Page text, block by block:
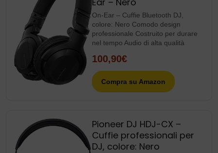
On-Ear – Cuffie Bluetooth DJ,
colore: Nero Comodo design
professionale Costruito per durare
nel tempo Audio di alta qualità
100,90€
Compra su Amazon
Pioneer DJ HDJ-CX –
Cuffie professionali per
DJ, colore: Nero